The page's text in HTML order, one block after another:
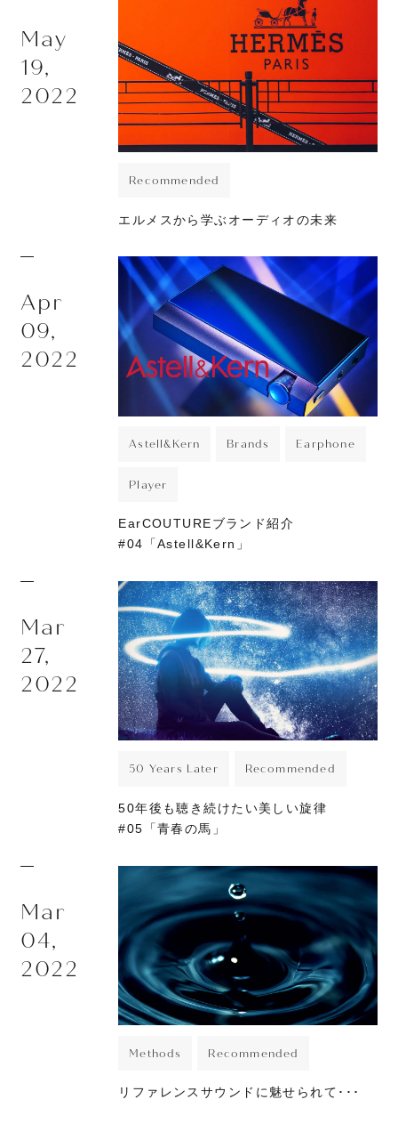
May
19,
2022
Recommended
エルメスから学ぶオーディオの未来
Apr
09,
2022
Astell&Kern Brands Earphone
Player
EarCOUTUREブランド紹介
#04「Astell&Kern」
Mar
27,
2022
50 Years Later Recommended
50年後も聴き続けたい美しい旋律
#05「青春の馬」
Mar
04,
2022
Methods Recommended
リファレンスサウンドに魅せられて･･･